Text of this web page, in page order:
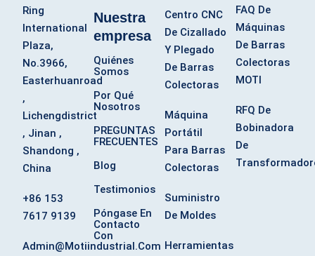
Ring
International
Plaza,
No.3966,
Easterhuanroad
,
Lichengdistrict
, Jinan ,
Shandong ,
China
+86 153
7617 9139
Admin@motiindustrial.com
Nuestra
empresa
Quiénes
Somos
Por Qué
Nosotros
PREGUNTAS
FRECUENTES
Blog
Testimonios
Póngase En
Contacto
Con
Centro CNC
De Cizallado
Y Plegado
De Barras
Colectoras
Máquina
Portátil
Para Barras
Colectoras
Suministro
De Moldes
Herramientas
FAQ De
Máquinas
De Barras
Colectoras
MOTI
RFQ De
Bobinadora
De